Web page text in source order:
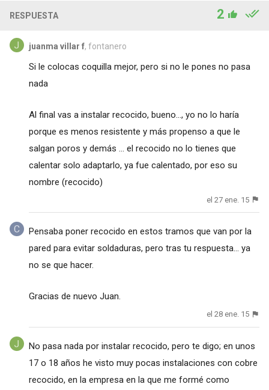
RESPUESTA 2
juanma villar f, fontanero
Si le colocas coquilla mejor, pero si no le pones no pasa
nada
Al final vas a instalar recocido, bueno..., yo no lo haría
porque es menos resistente y más propenso a que le
salgan poros y demás ... el recocido no lo tienes que
calentar solo adaptarlo, ya fue calentado, por eso su
nombre (recocido)
el 27 ene. 15
Pensaba poner recocido en estos tramos que van por la
pared para evitar soldaduras, pero tras tu respuesta... ya
no se que hacer.
Gracias de nuevo Juan.
el 28 ene. 15
No pasa nada por instalar recocido, pero te digo; en unos
17 o 18 años he visto muy pocas instalaciones con cobre
recocido, en la empresa en la que me formé como